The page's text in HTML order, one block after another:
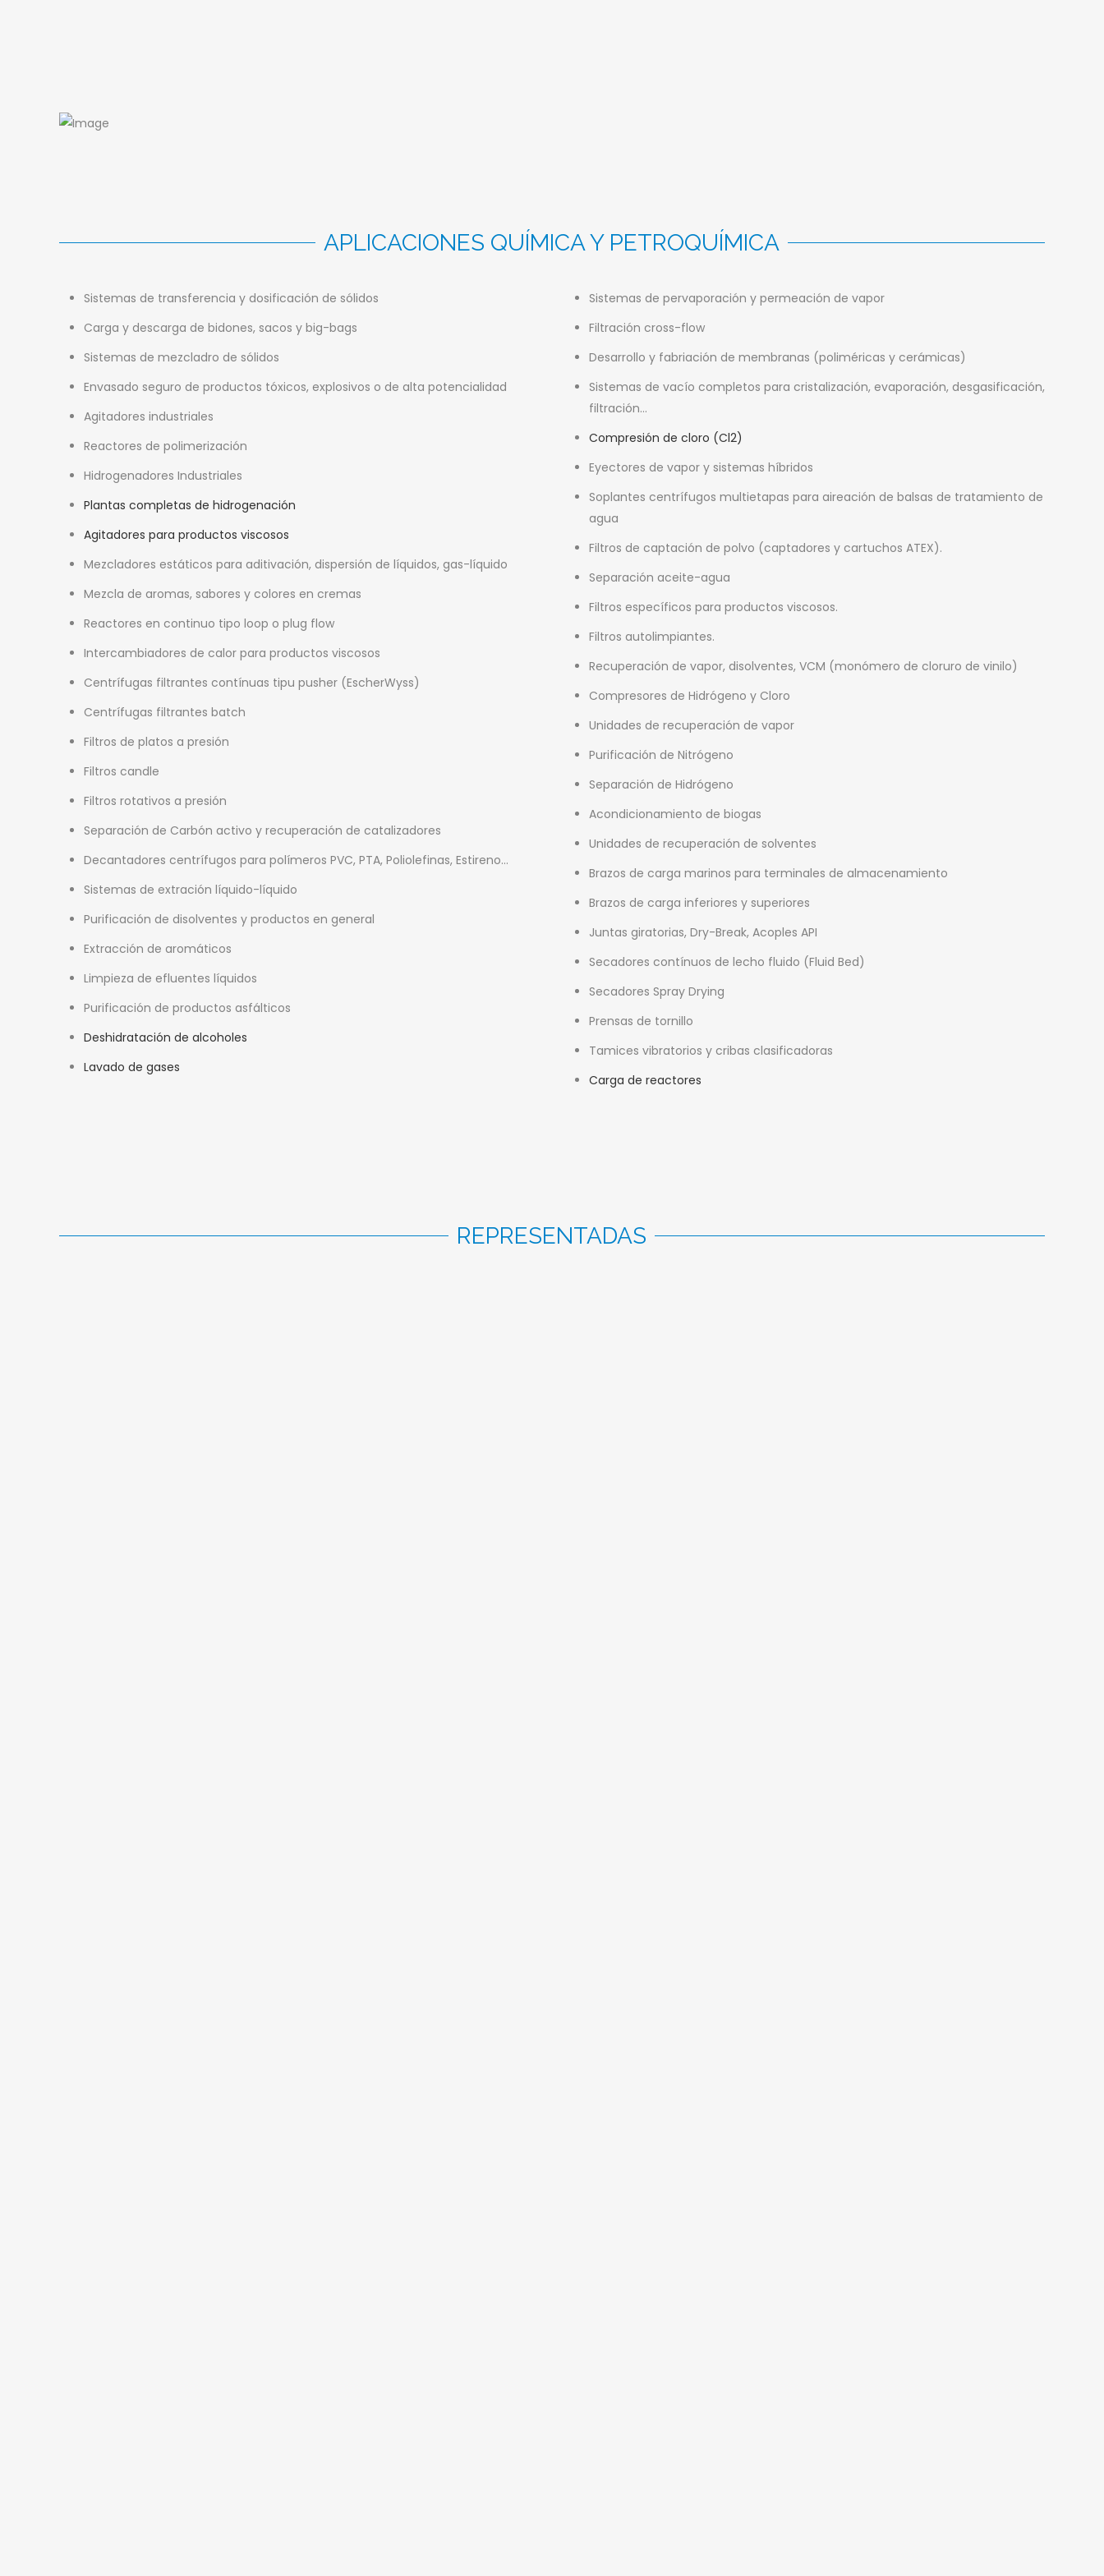
APLICACIONES QUÍMICA Y PETROQUÍMICA
Sistemas de transferencia y dosificación de sólidos
Carga y descarga de bidones, sacos y big-bags
Sistemas de mezcladro de sólidos
Envasado seguro de productos tóxicos, explosivos o de alta potencialidad
Agitadores industriales
Reactores de polimerización
Hidrogenadores Industriales
Plantas completas de hidrogenación
Agitadores para productos viscosos
Mezcladores estáticos para aditivación, dispersión de líquidos, gas-líquido
Mezcla de aromas, sabores y colores en cremas
Reactores en continuo tipo loop o plug flow
Intercambiadores de calor para productos viscosos
Centrífugas filtrantes contínuas tipu pusher (EscherWyss)
Centrífugas filtrantes batch
Filtros de platos a presión
Filtros candle
Filtros rotativos a presión
Separación de Carbón activo y recuperación de catalizadores
Decantadores centrífugos para polímeros PVC, PTA, Poliolefinas, Estireno…
Sistemas de extración líquido-líquido
Purificación de disolventes y productos en general
Extracción de aromáticos
Limpieza de efluentes líquidos
Purificación de productos asfálticos
Deshidratación de alcoholes
Lavado de gases
Sistemas de pervaporación y permeación de vapor
Filtración cross-flow
Desarrollo y fabriación de membranas (poliméricas y cerámicas)
Sistemas de vacío completos para cristalización, evaporación, desgasificación,
filtración…
Compresión de cloro (Cl2)
Eyectores de vapor y sistemas híbridos
Soplantes centrífugos multietapas para aireación de balsas de tratamiento de
agua
Filtros de captación de polvo (captadores y cartuchos ATEX).
Separación aceite-agua
Filtros específicos para productos viscosos.
Filtros autolimpiantes.
Recuperación de vapor, disolventes, VCM (monómero de cloruro de vinilo)
Compresores de Hidrógeno y Cloro
Unidades de recuperación de vapor
Purificación de Nitrógeno
Separación de Hidrógeno
Acondicionamiento de biogas
Unidades de recuperación de solventes
Brazos de carga marinos para terminales de almacenamiento
Brazos de carga inferiores y superiores
Juntas giratorias, Dry-Break, Acoples API
Secadores contínuos de lecho fluido (Fluid Bed)
Secadores Spray Drying
Prensas de tornillo
Tamices vibratorios y cribas clasificadoras
Carga de reactores
REPRESENTADAS